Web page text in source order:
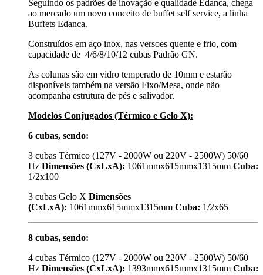
Seguindo os padrões de inovação e qualidade Edanca, chega
ao mercado um novo conceito de buffet self service, a linha
Buffets Edanca.
Construídos em aço inox, nas versoes quente e frio, com
capacidade de 4/6/8/10/12 cubas Padrão GN.
As colunas são em vidro temperado de 10mm e estarão
disponíveis também na versão Fixo/Mesa, onde não
acompanha estrutura de pés e salivador.
Modelos Conjugados (Térmico e Gelo X):
6 cubas, sendo:
3 cubas Térmico (127V - 2000W ou 220V - 2500W) 50/60
Hz Dimensões (CxLxA): 1061mmx615mmx1315mm Cuba:
1/2x100
3 cubas Gelo X Dimensões
(CxLxA): 1061mmx615mmx1315mm Cuba: 1/2x65
8 cubas, sendo:
4 cubas Térmico (127V - 2000W ou 220V - 2500W) 50/60
Hz Dimensões (CxLxA): 1393mmx615mmx1315mm Cuba: